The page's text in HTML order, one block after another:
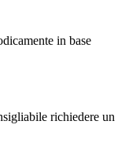
in base
richiedere un